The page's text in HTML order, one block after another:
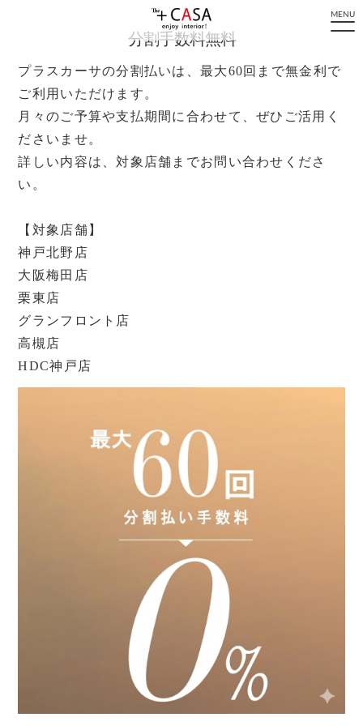
MENU
分割手数料無料
プラスカーサの分割払いは、最大60回まで無金利で
ご利用いただけます。
月々のご予算や支払期間に合わせて、ぜひご活用く
ださいませ。
詳しい内容は、対象店舗までお問い合わせくださ
い。
【対象店舗】
神戸北野店
大阪梅田店
栗東店
グランフロント店
高槻店
HDC神戸店